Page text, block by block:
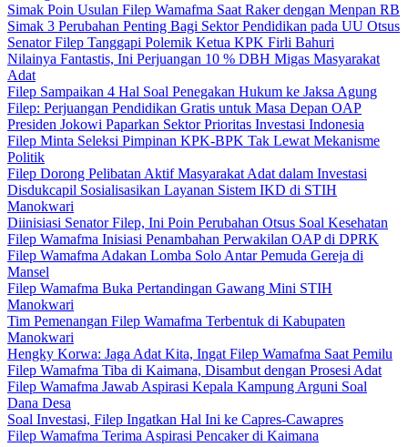
Simak Poin Usulan Filep Wamafma Saat Raker dengan Menpan RB
Simak 3 Perubahan Penting Bagi Sektor Pendidikan pada UU Otsus
Senator Filep Tanggapi Polemik Ketua KPK Firli Bahuri
Nilainya Fantastis, Ini Perjuangan 10 % DBH Migas Masyarakat
Adat
Filep Sampaikan 4 Hal Soal Penegakan Hukum ke Jaksa Agung
Filep: Perjuangan Pendidikan Gratis untuk Masa Depan OAP
Presiden Jokowi Paparkan Sektor Prioritas Investasi Indonesia
Filep Minta Seleksi Pimpinan KPK-BPK Tak Lewat Mekanisme
Politik
Filep Dorong Pelibatan Aktif Masyarakat Adat dalam Investasi
Disdukcapil Sosialisasikan Layanan Sistem IKD di STIH
Manokwari
Diinisiasi Senator Filep, Ini Poin Perubahan Otsus Soal Kesehatan
Filep Wamafma Inisiasi Penambahan Perwakilan OAP di DPRK
Filep Wamafma Adakan Lomba Solo Antar Pemuda Gereja di
Mansel
Filep Wamafma Buka Pertandingan Gawang Mini STIH
Manokwari
Tim Pemenangan Filep Wamafma Terbentuk di Kabupaten
Manokwari
Hengky Korwa: Jaga Adat Kita, Ingat Filep Wamafma Saat Pemilu
Filep Wamafma Tiba di Kaimana, Disambut dengan Prosesi Adat
Filep Wamafma Jawab Aspirasi Kepala Kampung Arguni Soal
Dana Desa
Soal Investasi, Filep Ingatkan Hal Ini ke Capres-Cawapres
Filep Wamafma Terima Aspirasi Pencaker di Kaimana